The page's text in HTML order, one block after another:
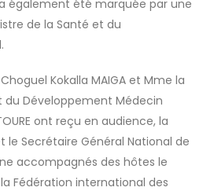
également été marquée par une
de la Santé et du
Kokalla MAIGA et Mme la
du Développement Médecin
ont reçu en audience, la
le Secrétaire Général National de
accompagnés des hôtes le
Fédération international des